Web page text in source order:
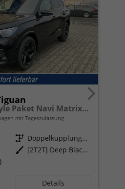
R-Line Black Style Paket Navi Matrix-LED ACC
mit Tageszulassung
Getriebe
Doppelkupplungsgetriebe (DSG)
Außenfarbe
[2T2T] Deep Black Perleffekt
Details